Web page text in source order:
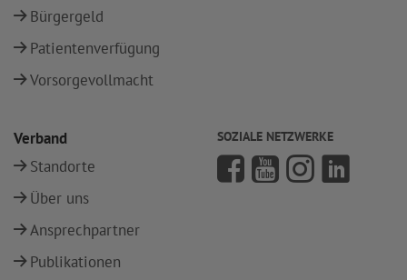
Bürgergeld
Patientenverfügung
Vorsorgevollmacht
Verband
Standorte
Über uns
Ansprechpartner
Publikationen
SOZIALE NETZWERKE